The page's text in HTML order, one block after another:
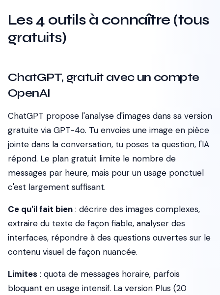
Les 4 outils à connaître (tous
gratuits)
ChatGPT, gratuit avec un compte
OpenAI
ChatGPT propose l'analyse d'images dans sa version
gratuite via GPT-4o. Tu envoies une image en pièce
jointe dans la conversation, tu poses ta question, l'IA
répond. Le plan gratuit limite le nombre de
messages par heure, mais pour un usage ponctuel
c'est largement suffisant.
Ce qu'il fait bien : décrire des images complexes,
extraire du texte de façon fiable, analyser des
interfaces, répondre à des questions ouvertes sur le
contenu visuel de façon nuancée.
Limites : quota de messages horaire, parfois
bloquant en usage intensif. La version Plus (20